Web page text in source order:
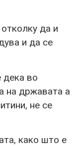
да и
и да се
дека во
на државата а
не се
како што е